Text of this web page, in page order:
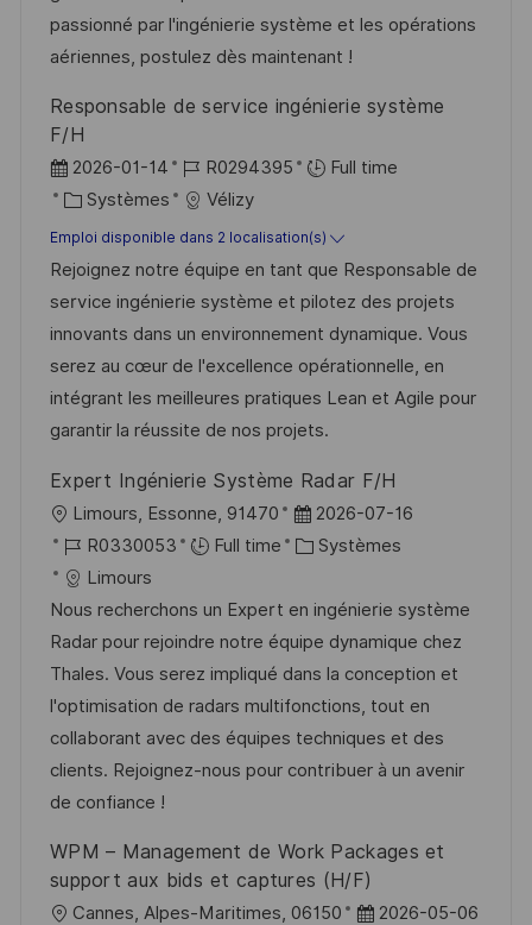
t
i
n
f
i
h
c
e
u
o
t
e
i
e
passionné par l'ingénierie système et les opérations
aériennes, postulez dès maintenant !
Responsable de service ingénierie système
F/H
D
a
t
e
d
’
a
f
f
c
h
e
2026-01-14
R
é
f
é
r
e
n
c
e
u
p
o
t
e
R0294395
Full time
C
a
t
é
g
o
r
i
Systèmes Vélizy
Emploi disponible dans 2 localisation(s)
Rejoignez notre équipe en tant que Responsable de
service ingénierie système et pilotez des projets
innovants dans un environnement dynamique. Vous
serez au cœur de l'excellence opérationnelle, en
intégrant les meilleures pratiques Lean et Agile pour
garantir la réussite de nos projets.
Expert Ingénierie Système Radar F/H
o
c
a
l
i
s
a
t
i
n
Limours, Essonne, 91470
D
a
e
d
’
a
f
f
h
2026-07-16
R
é
f
é
r
e
n
c
e
u
p
R0330053 Full time
C
t
é
g
o
r
i
Systèmes
Limours
Nous recherchons un Expert en ingénierie système
Radar pour rejoindre notre équipe dynamique chez
Thales. Vous serez impliqué dans la conception et
l'optimisation de radars multifonctions, tout en
collaborant avec des équipes techniques et des
clients. Rejoignez-nous pour contribuer à un avenir
de confiance !
WPM – Management de Work Packages et
support aux bids et captures (H/F)
Cannes, Alpes-Maritimes, 06150
D 2026-05-06